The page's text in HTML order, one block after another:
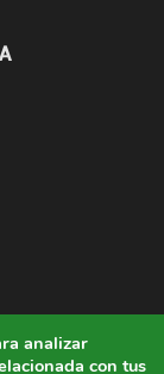
analizar
con tus